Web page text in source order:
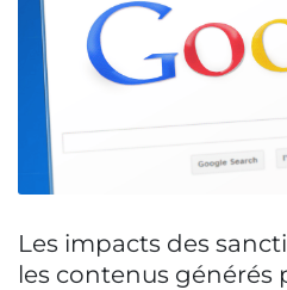
Les impacts des
les contenus générés